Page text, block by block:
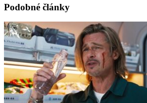
Email
Podobné články